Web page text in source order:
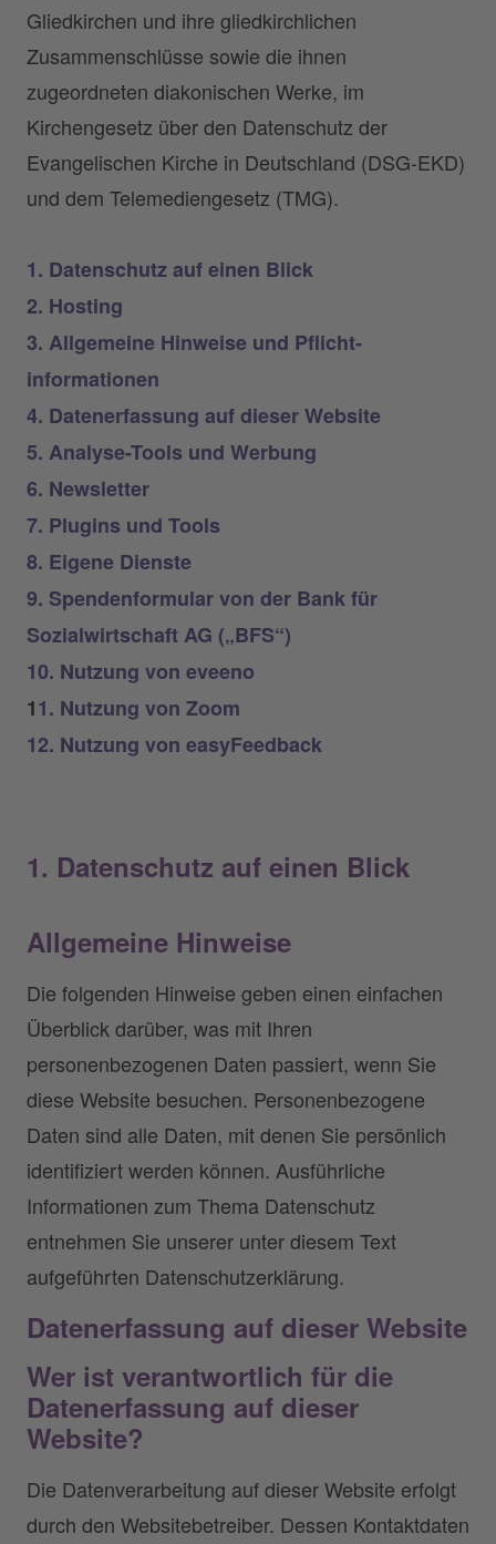
Gliedkirchen und ihre gliedkirchlichen
Zusammenschlüsse sowie die ihnen
zugeordneten diakonischen Werke, im
Kirchengesetz über den Datenschutz der
Evangelischen Kirche in Deutschland (DSG-EKD)
und dem Telemediengesetz (TMG).
1. Datenschutz auf einen Blick
2. Hosting
3. Allgemeine Hinweise und Pflicht­
informationen
4. Datenerfassung auf dieser Website
5. Analyse-Tools und Werbung
6. Newsletter
7. Plugins und Tools
8. Eigene Dienste
9. Spendenformular von der Bank für
Sozialwirtschaft AG („BFS“)
10. Nutzung von eveeno
11. Nutzung von Zoom
12. Nutzung von easyFeedback
1. Datenschutz auf einen Blick
Allgemeine Hinweise
Die folgenden Hinweise geben einen einfachen
Überblick darüber, was mit Ihren
personenbezogenen Daten passiert, wenn Sie
diese Website besuchen. Personenbezogene
Daten sind alle Daten, mit denen Sie persönlich
identifiziert werden können. Ausführliche
Informationen zum Thema Datenschutz
entnehmen Sie unserer unter diesem Text
aufgeführten Datenschutzerklärung.
Datenerfassung auf dieser Website
Wer ist verantwortlich für die
Datenerfassung auf dieser
Website?
Die Datenverarbeitung auf dieser Website erfolgt
durch den Websitebetreiber. Dessen Kontaktdaten